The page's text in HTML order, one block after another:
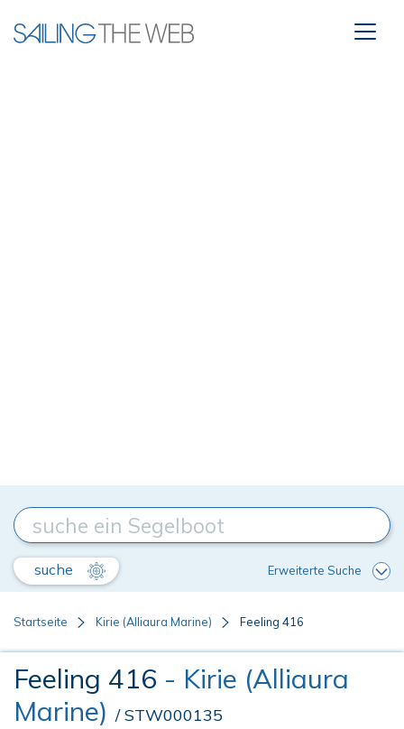
suche Erweiterte Suche
Startseite Kirie (Alliaura Marine) Feeling 416
Feeling 416 - Kirie (Alliaura
Marine) / STW000135